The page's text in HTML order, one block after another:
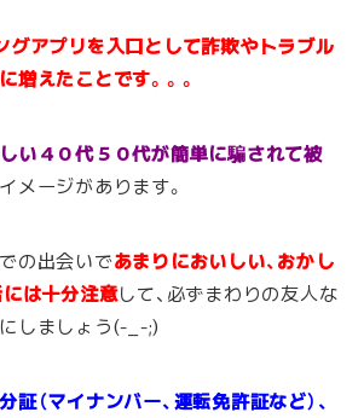
グアプリを入口として詐欺やトラブル
増えたことです。。。
い４０代５０代が簡単に騙されて被
イメージがあります。
の出会いであまりにおいしい、おかし
には十分注意して、必ずまわりの友人な
しましょう(-_-;)
（マイナンバー、運転免許証など）、